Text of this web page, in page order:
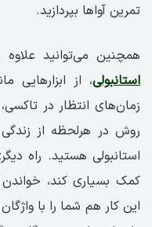
تمرین آواها بپردازید.
همچنین می‌توانید
استانبولی، از ابزارهایی
زمان‌های انتظار در
روش در هرلحظه از زندگی
استانبولی هستید. راه
کمک بسیاری کند،
این کار هم شما را با